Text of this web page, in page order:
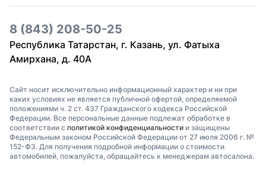
8 (843) 208-50-25
Республика Татарстан, г. Казань, ул. Фатыха
Амирхана, д. 40А
Сайт носит исключительно информационный характер и ни при
каких условиях не является публичной офертой, определяемой
положениями ч. 2 ст. 437 Гражданского кодекса Российской
Федерации. Все персональные данные подлежат обработке в
соответствии с политикой конфиденциальности и защищены
Федеральным законом Российской Федерации от 27 июля 2006 г. №
152-ФЗ. Для получения подробной информации о стоимости
автомобилей, пожалуйста, обращайтесь к менеджерам автосалона.